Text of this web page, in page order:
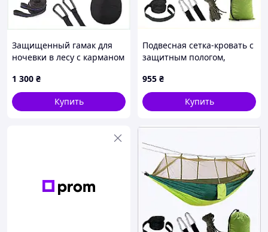
Защищенный гамак для
ночевки в лесу с карманом
1 300 ₴
Купить
Подвесная сетка-кровать с
защитным пологом,
955 ₴
Купить